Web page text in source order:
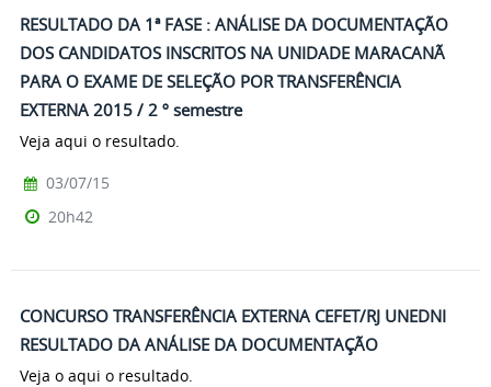
RESULTADO DA 1ª FASE : ANÁLISE DA DOCUMENTAÇÃO
DOS CANDIDATOS INSCRITOS NA UNIDADE MARACANÃ
PARA O EXAME DE SELEÇÃO POR TRANSFERÊNCIA
EXTERNA 2015 / 2 º semestre
Veja aqui o resultado.
03/07/15
20h42
CONCURSO TRANSFERÊNCIA EXTERNA CEFET/RJ UNEDNI
RESULTADO DA ANÁLISE DA DOCUMENTAÇÃO
Veja o aqui o resultado.